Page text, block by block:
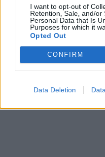
I want to opt-out of
Retention, Sale, and/or
Personal Data that Is
Purposes for which it
Opted Out
CONFIRM
Data Deletion
Komentuoti gali tik
Prisijunkite prie
bendruomenės ir
Rodyti
Prisijungti